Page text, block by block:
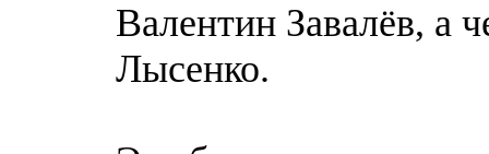
Валентин Завалёв, а
Лысенко.